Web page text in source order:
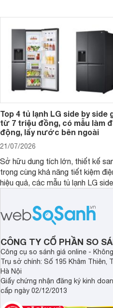
Top 4 tủ lạnh LG side by side
từ 7 triệu đồng, có mẫu làm
động, lấy nước bên ngoài
21/07/2026
Sở hữu dung tích lớn, thiết kế
trọng cùng khả năng tiết kiệm
hiệu quả, các mẫu tủ lạnh LG side
rãi. Dưới đây là một số model LG
by side có mức giá từ khoảng 7
đồng đáng chú ý trong năm 2026.
CÔNG TY CỔ PHẦN SO
Công cụ so sánh giá online -
Trụ sở chính: Số 195 Khâm Thiên,
Hà Nội
Giấy chứng nhận đăng ký kinh
cấp ngày 02/12/2013